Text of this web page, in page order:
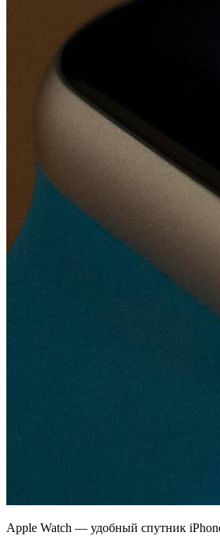
Apple Watch — удобный спутник